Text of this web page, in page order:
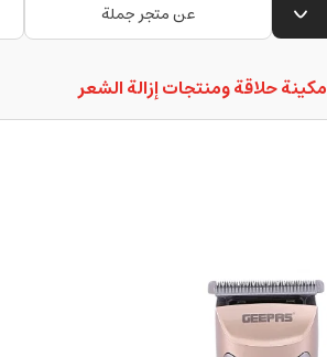
عن متجر جملة
مكينة حلاقة ومنتجات إزالة الشعر